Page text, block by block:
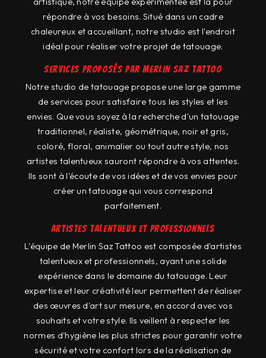
répondre à vos besoins. Situé dans un cadre
chaleureux et accueillant, notre studio est l'endroit
idéal pour réaliser votre projet de tatouage.
Services proposés par Merlin Saz Tattoo
Notre studio de tatouage propose une large gamme
de services pour satisfaire tous les styles et les
envies. Que vous soyez à la recherche d'un tatouage
traditionnel, réaliste, géométrique, noir et gris,
coloré, floral, animalier ou tout autre style, nos
artistes talentueux sauront répondre à vos attentes.
Ils sont à l'écoute de vos idées et de vos envies pour
créer un tatouage qui vous correspond
parfaitement.
Artistes talentueux et professionnels
L'équipe de Merlin Saz Tattoo est composée d'artistes
talentueux et professionnels, ayant une solide
expérience dans le domaine du tatouage. Leur
expertise et leur créativité leur permettent de réaliser
des œuvres d'art sur mesure, en accord avec vos
souhaits et votre style. Ils veillent à respecter les
normes d'hygiène les plus strictes pour garantir votre
sécurité et votre confort lors de la réalisation de